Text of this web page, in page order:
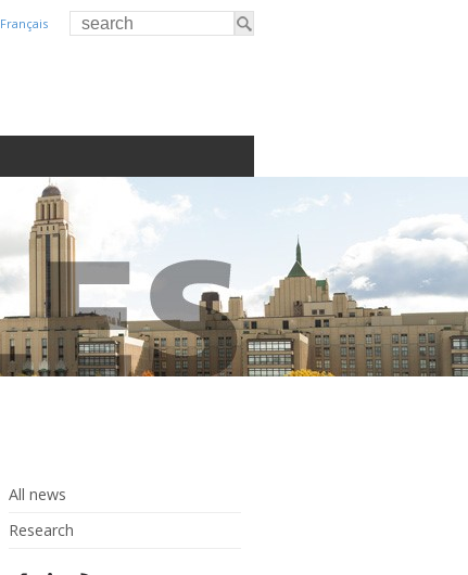
Français
All news
Research